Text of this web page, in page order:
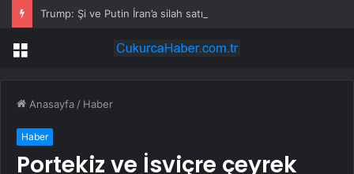
Trump: Şi ve Putin İran’a silah satmayacaklarını söyledi
Menü
Anasayfa / Haber
Haber
Portekiz ve İsviçre çeyrek